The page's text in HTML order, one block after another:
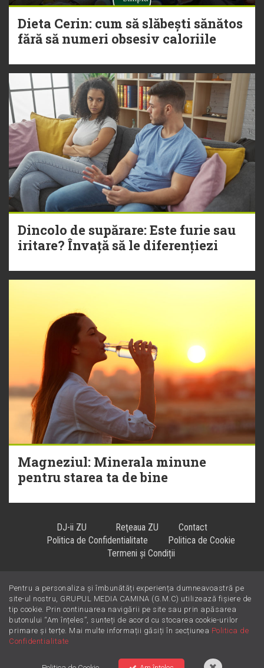
Dieta Cerin: cum să slăbești sănătos
fără să numeri obsesiv caloriile
Dincolo de supărare: Este furie sau
iritare? Învață să le diferențiezi
Magneziul: Minerala minune
pentru starea ta de bine
DJ-ii ZU Reţeaua ZU
Contact
Politica de Confidentialitate
Politica de Cookie
Termeni și Condiții
Hiturile se ascultă la !
Pentru a personaliza și îmbunătăți experiența dumneavoastră pe
site-ul nostru, GRUPUL MEDIA CAMINA (G.M.C) utilizează fișiere de
tip cookie. Prin continuarea navigării pe site sau prin apăsarea
butonului “Am înțeles”, sunteți de acord cu stocarea cookie-urilor
primare și terțe. Mai multe informații găsiți în secțiunea Politica de
Confidentialitate